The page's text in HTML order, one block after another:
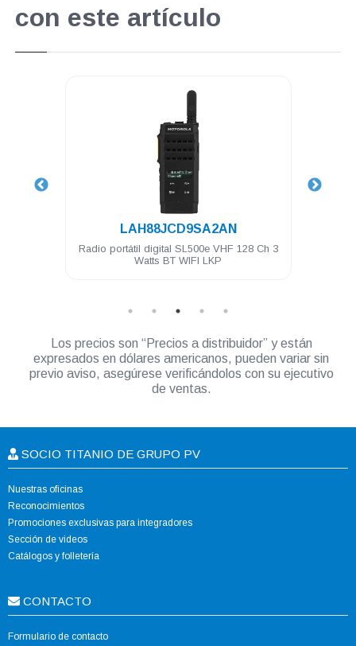
con este artículo
.
LAH88JCD9SA2AN
Radio portátil digital SL500e VHF 128 Ch 3
Watts BT WIFI LKP
Los precios son “Precios a distribuidor” y están
expresados en dólares americanos, pueden variar sin
previo aviso, asegúrese verificándolos con su ejecutivo
de ventas.
SOCIO TITANIO DE GRUPO PV
Nuestras oficinas
Reconocimientos
Promociones exclusivas para integradores
Sección de videos
Catálogos y folletería
CONTACTO
Formulario de contacto